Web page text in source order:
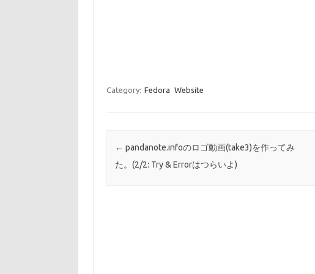
Category: Fedora Website
Post navigation
← pandanote.infoのロゴ動画(take3)を作ってみ
た。(2/2: Try & Errorはつらいよ)